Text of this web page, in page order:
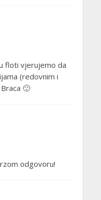
floti vjerujemo da
(redovnim i
🙂
odgovoru!